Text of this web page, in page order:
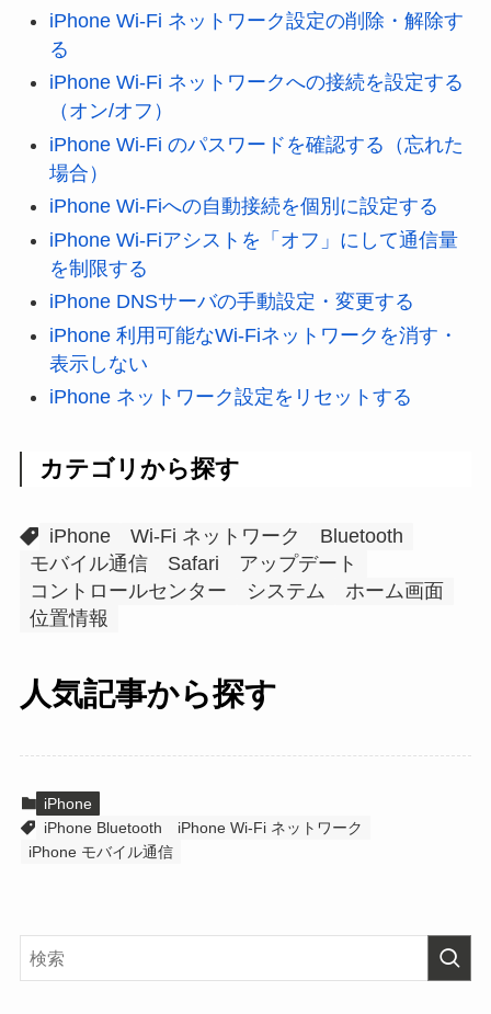
iPhone Wi-Fi ネットワーク設定の削除・解除す
る
iPhone Wi-Fi ネットワークへの接続を設定する
（オン/オフ）
iPhone Wi-Fi のパスワードを確認する（忘れた
場合）
iPhone Wi-Fiへの自動接続を個別に設定する
iPhone Wi-Fiアシストを「オフ」にして通信量
を制限する
iPhone DNSサーバの手動設定・変更する
iPhone 利用可能なWi-Fiネットワークを消す・
表示しない
iPhone ネットワーク設定をリセットする
カテゴリから探す
iPhone Wi-Fi ネットワーク
Bluetooth
モバイル通信
Safari
アップデート
コントロールセンター
システム
ホーム画面
位置情報
人気記事から探す
iPhone
iPhone Bluetooth
iPhone Wi-Fi ネットワーク
iPhone モバイル通信